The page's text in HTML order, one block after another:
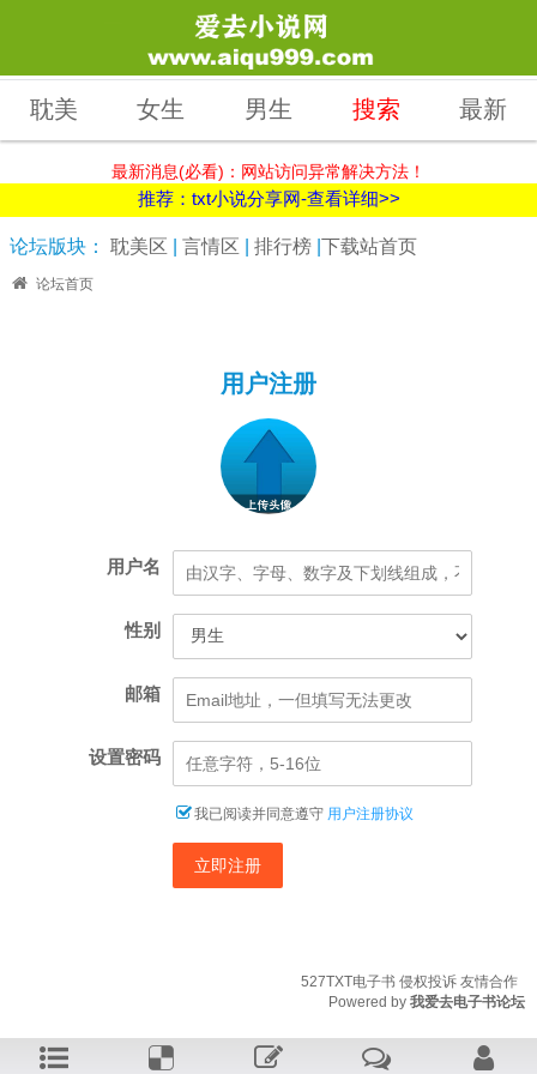
耽美 女生 男生 搜索 最新
最新消息(必看)：网站访问异常解决方法！
推荐：txt小说分享网-查看详细>>
论坛版块： 耽美区 言情区 排行榜 下载站首页
论坛首页
用户注册
用户名
性别
邮箱
设置密码
我已阅读并同意遵守 用户注册协议
立即注册
527TXT电子书 侵权投诉 友情合作
Powered by 我爱去电子书论坛